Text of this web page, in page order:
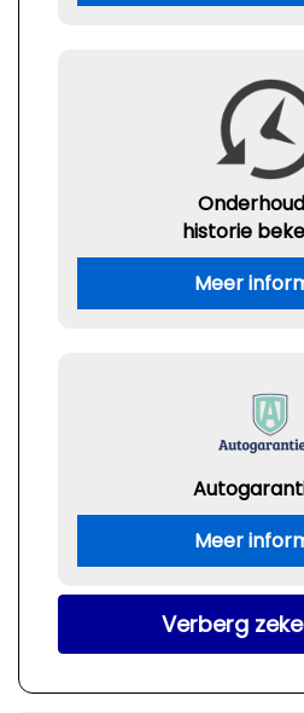
historie
Meer
Meer
Verberg